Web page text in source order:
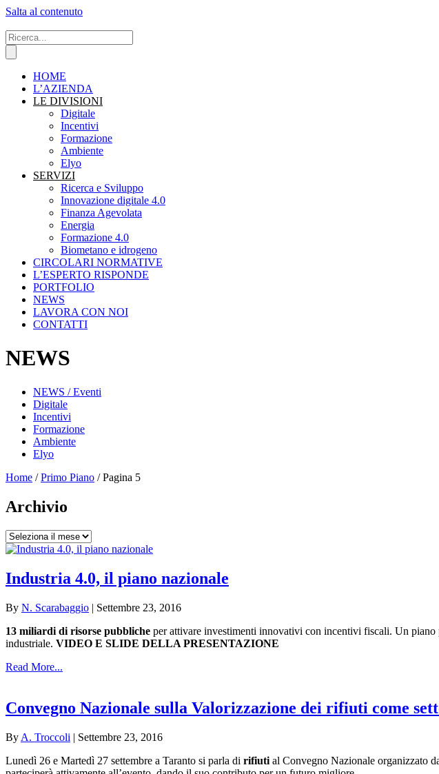
Salta al contenuto
HOME
L’AZIENDA
LE DIVISIONI
Digitale
Incentivi
Formazione
Ambiente
Elyo
SERVIZI
Ricerca e Sviluppo
Innovazione digitale 4.0
Finanza Agevolata
Energia
Formazione 4.0
Biometano e idrogeno
CIRCOLARI NORMATIVE
L’ESPERTO RISPONDE
PORTFOLIO
NEWS
LAVORA CON NOI
CONTATTI
NEWS
NEWS / Eventi
Digitale
Incentivi
Formazione
Ambiente
Elyo
Home /Primo Piano /Pagina 5
Archivio
Archivio
Industria 4.0, il piano nazionale
By N. Scarabaggio | Settembre 23, 2016
13 miliardi di risorse pubbliche per attivare investimenti innovativi con incentivi fiscali. Un
industriale. VIDEO E SLIDE DELLA PRESENTAZIONE
Read More...
Convegno Nazionale sulla Valorizzazione dei rifiuti come
By A. Troccoli | Settembre 23, 2016
Lunedì 26 e Martedì 27 settembre a Taranto si parla di rifiuti al Convegno Nazionale organizzato